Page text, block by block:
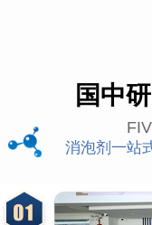
国中
消泡剂一站